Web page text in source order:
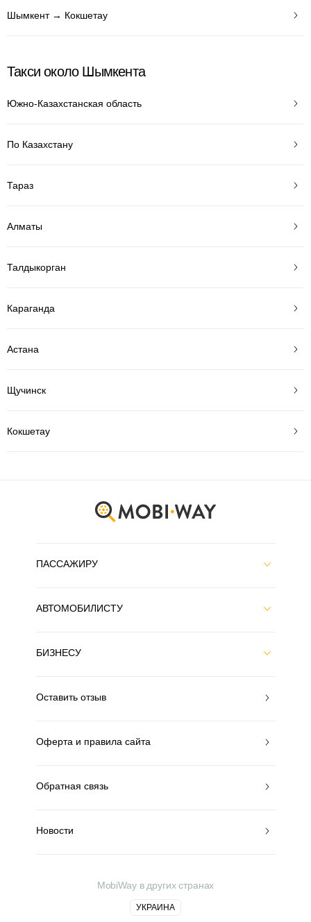
Шымкент → Кокшетау
Такси около Шымкента
Южно-Казахстанская область
По Казахстану
Тараз
Алматы
Талдыкорган
Караганда
Астана
Щучинск
Кокшетау
ПАССАЖИРУ
АВТОМОБИЛИСТУ
БИЗНЕСУ
Оставить отзыв
Оферта и правила сайта
Обратная связь
Новости
MobiWay в других странах
УКРАИНА